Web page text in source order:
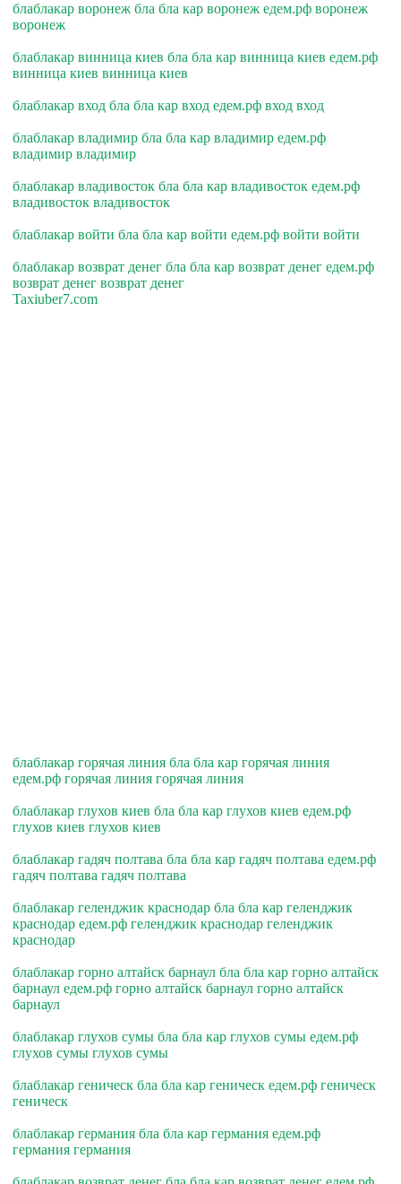
блаблакар воронеж бла бла кар воронеж едем.рф воронеж
воронеж
блаблакар винница киев бла бла кар винница киев едем.рф
винница киев винница киев
блаблакар вход бла бла кар вход едем.рф вход вход
блаблакар владимир бла бла кар владимир едем.рф
владимир владимир
блаблакар владивосток бла бла кар владивосток едем.рф
владивосток владивосток
блаблакар войти бла бла кар войти едем.рф войти войти
блаблакар возврат денег бла бла кар возврат денег едем.рф
возврат денег возврат денег
Taxiuber7.com
блаблакар горячая линия бла бла кар горячая линия
едем.рф горячая линия горячая линия
блаблакар глухов киев бла бла кар глухов киев едем.рф
глухов киев глухов киев
блаблакар гадяч полтава бла бла кар гадяч полтава едем.рф
гадяч полтава гадяч полтава
блаблакар геленджик краснодар бла бла кар геленджик
краснодар едем.рф геленджик краснодар геленджик
краснодар
блаблакар горно алтайск барнаул бла бла кар горно алтайск
барнаул едем.рф горно алтайск барнаул горно алтайск
барнаул
блаблакар глухов сумы бла бла кар глухов сумы едем.рф
глухов сумы глухов сумы
блаблакар геническ бла бла кар геническ едем.рф геническ
геническ
блаблакар германия бла бла кар германия едем.рф
германия германия